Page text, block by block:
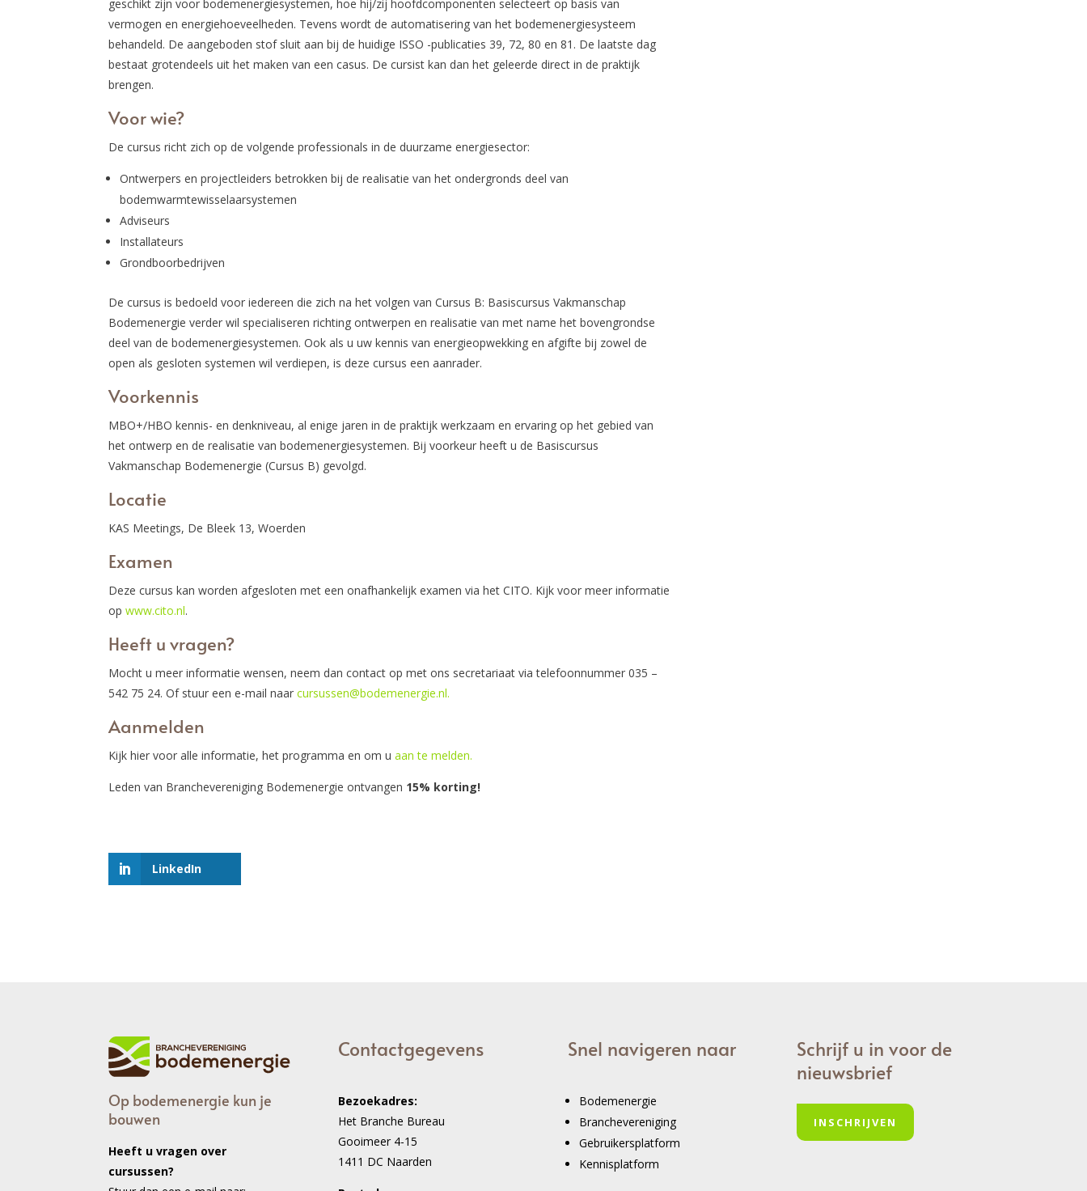
geschikt zijn voor bodemenergiesystemen, hoe hij/zij hoofdcomponenten selecteert op basis van
vermogen en energiehoeveelheden. Tevens wordt de automatisering van het bodemenergiesysteem
behandeld. De aangeboden stof sluit aan bij de huidige ISSO -publicaties 39, 72, 80 en 81. De laatste dag
bestaat grotendeels uit het maken van een casus. De cursist kan dan het geleerde direct in de praktijk
brengen.
Voor wie?
De cursus richt zich op de volgende professionals in de duurzame energiesector:
Ontwerpers en projectleiders betrokken bij de realisatie van het ondergronds deel van
bodemwarmtewisselaarsystemen
Adviseurs
Installateurs
Grondboorbedrijven
De cursus is bedoeld voor iedereen die zich na het volgen van Cursus B: Basiscursus Vakmanschap
Bodemenergie verder wil specialiseren richting ontwerpen en realisatie van met name het bovengrondse
deel van de bodemenergiesystemen. Ook als u uw kennis van energieopwekking en afgifte bij zowel de
open als gesloten systemen wil verdiepen, is deze cursus een aanrader.
Voorkennis
MBO+/HBO kennis- en denkniveau, al enige jaren in de praktijk werkzaam en ervaring op het gebied van
het ontwerp en de realisatie van bodemenergiesystemen. Bij voorkeur heeft u de Basiscursus
Vakmanschap Bodemenergie (Cursus B) gevolgd.
Locatie
KAS Meetings, De Bleek 13, Woerden
Examen
Deze cursus kan worden afgesloten met een onafhankelijk examen via het CITO. Kijk voor meer informatie
opwww.cito.nl.
Heeft u vragen?
Mocht u meer informatie wensen, neem dan contact op met ons secretariaat via telefoonnummer 035 –
542 75 24. Of stuur een e-mail naarcursussen@bodemenergie.nl.
Aanmelden
Kijk hier voor alle informatie, het programma en om uaan te melden.
Leden van Branchevereniging Bodemenergie ontvangen 15% korting!
LinkedIn
Op bodemenergie kun je
bouwen
Heeft u vragen over
cursussen?
Contactgegevens
Bezoekadres:
Het Branche Bureau
Gooimeer 4-15
1411 DC Naarden
Snel navigeren naar
Bodemenergie
Branchevereniging
Gebruikersplatform
Kennisplatform
Schrijf u in voor de
nieuwsbrief
INSCHRIJVEN